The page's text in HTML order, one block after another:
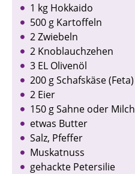
1 kg Hokkaido
500 g Kartoffeln
2 Zwiebeln
2 Knoblauchzehen
3 EL Olivenöl
200 g Schafskäse (Feta)
2 Eier
150 g Sahne oder Milch
etwas Butter
Salz, Pfeffer
Muskatnuss
gehackte Petersilie